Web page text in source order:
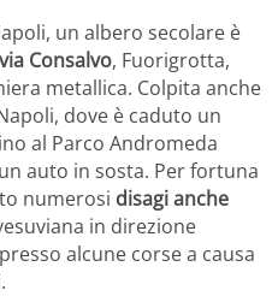
un albero secolare è
via Consalvo, Fuorigrotta,
metallica. Colpita anche
dove è caduto un
al Parco Andromeda
auto in sosta. Per fortuna
numerosi disagi anche
in direzione
alcune corse a causa